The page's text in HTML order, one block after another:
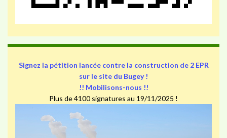
Signez la pétition lancée contre la construction de 2 EPR
sur le site du Bugey !
!! Mobilisons-nous !!
Plus de 4100 signatures au 19/11/2025 !